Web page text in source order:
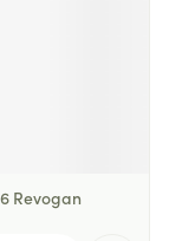
Revogan